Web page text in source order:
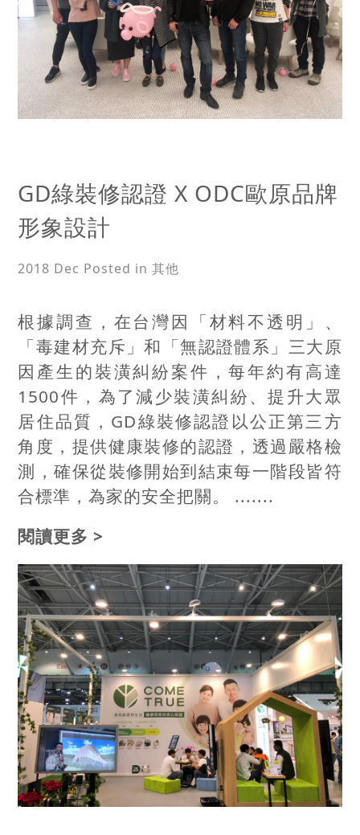
GD綠裝修認證 X ODC歐原品牌
形象設計
2018 Dec Posted in 其他
根據調查，在台灣因「材料不透明」、
「毒建材充斥」和「無認證體系」三大原
因產生的裝潢糾紛案件，每年約有高達
1500件，為了減少裝潢糾紛、提升大眾
居住品質，GD綠裝修認證以公正第三方
角度，提供健康裝修的認證，透過嚴格檢
測，確保從裝修開始到結束每一階段皆符
合標準，為家的安全把關。 .......
閱讀更多 >